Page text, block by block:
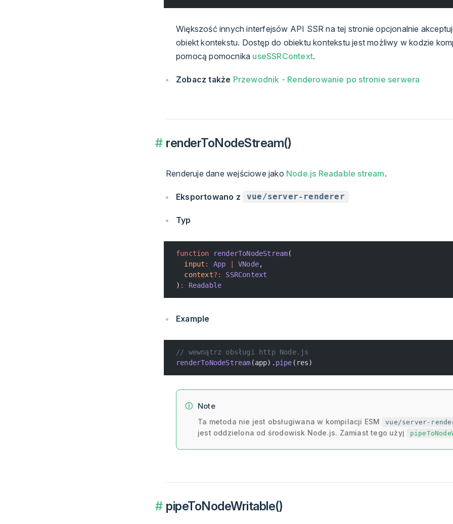
Większość innych interfejsów API SSR na tej stronie opcjonalnie
obiekt kontekstu. Dostęp do obiektu kontekstu jest możliwy w kodzie
pomocą pomocnika useSSRContext.
Zobacz także Przewodnik - Renderowanie po stronie serwera
renderToNodeStream()
Renderuje dane wejściowe jako Node.js Readable stream.
Eksportowano z vue/server-renderer
Typ
function renderToNodeStream(
  input
: App VNode,
  context
?:
SSRContext
) : Readable
Example
// wewnątrz obsługi http Node.js
renderToNodeStream (app). pipe (res)
Note
Ta metoda nie jest obsługiwana w kompilacji ESM vue/server-
jest oddzielona od środowisk Node.js. Zamiast tego użyj
pipeToNodeWritable()